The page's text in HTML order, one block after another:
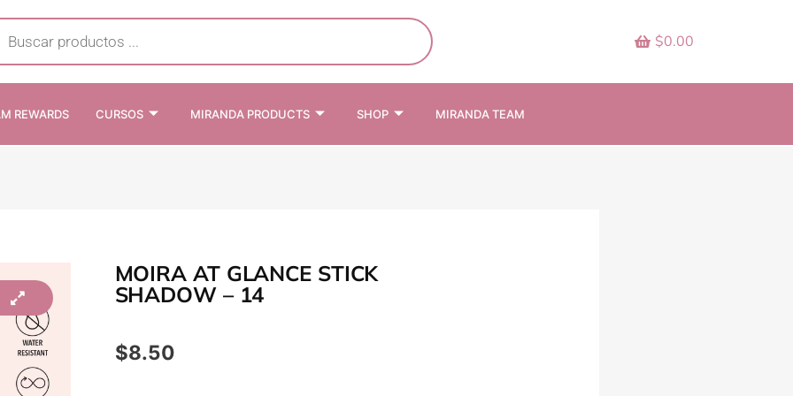
$0.00
REWARDS CURSOS MIRANDA PRODUCTS SHOP MIRANDA TEAM
MOIRA AT GLANCE STICK
SHADOW – 14
$8.50